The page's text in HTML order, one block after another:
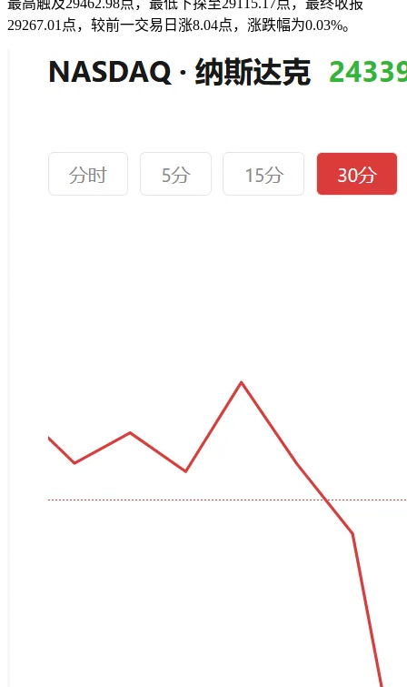
29267.01点，较前一交易日涨8.04点，涨跌幅为0.03%。